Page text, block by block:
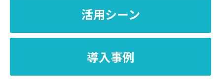
活用シーン
導入事例